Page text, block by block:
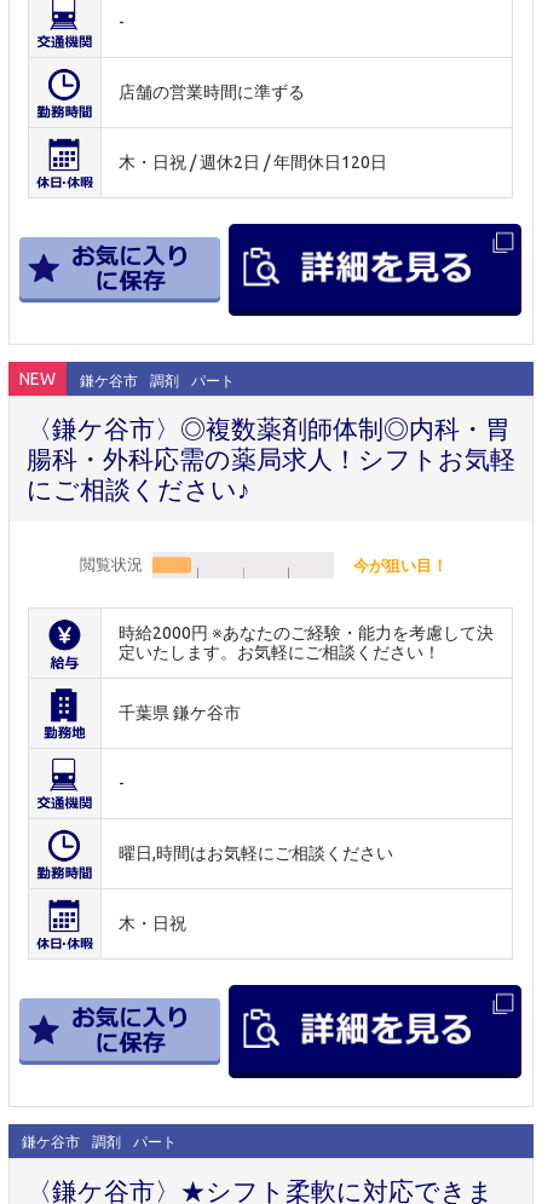
-
店舗の営業時間に準ずる
木・日祝 / 週休2日 / 年間休日120日
NEW 鎌ケ谷市 調剤 パート
〈鎌ケ谷市〉◎複数薬剤師体制◎内科・胃
腸科・外科応需の薬局求人！シフトお気軽
にご相談ください♪
閲覧状況 今が狙い目！
時給2000円 ※あなたのご経験・能力を考慮して決
定いたします。お気軽にご相談ください！
千葉県 鎌ケ谷市
-
曜日,時間はお気軽にご相談ください
木・日祝
鎌ケ谷市 調剤 パート
〈鎌ケ谷市〉★シフト柔軟に対応できま